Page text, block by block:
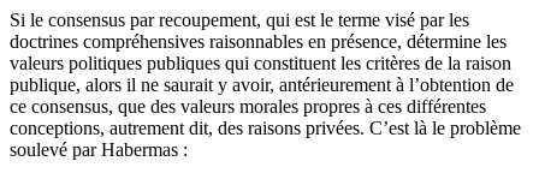
Si le consensus par recoupement, qui est le terme visé par les
doctrines compréhensives raisonnables en présence, détermine les
valeurs politiques publiques qui constituent les critères de la raison
publique, alors il ne saurait y avoir, antérieurement à l’obtention de
ce consensus, que des valeurs morales propres à ces différentes
conceptions, autrement dit, des raisons privées. C’est là le problème
soulevé par Habermas :